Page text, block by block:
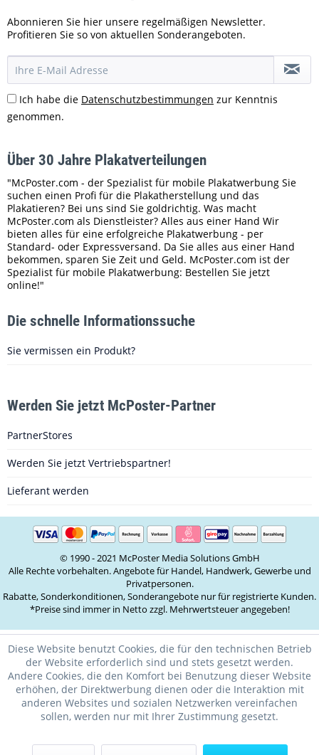
Abonnieren Sie hier unsere regelmäßigen Newsletter.
Profitieren Sie so von aktuellen Sonderangeboten.
Ich habe die Datenschutzbestimmungen zur Kenntnis
genommen.
Über 30 Jahre Plakatverteilungen
"McPoster.com - der Spezialist für mobile Plakatwerbung Sie
suchen einen Profi für die Plakatherstellung und das
Plakatieren? Bei uns sind Sie goldrichtig. Was macht
McPoster.com als Dienstleister? Alles aus einer Hand Wir
bieten alles für eine erfolgreiche Plakatwerbung - per
Standard- oder Expressversand. Da Sie alles aus einer Hand
bekommen, sparen Sie Zeit und Geld. McPoster.com ist der
Spezialist für mobile Plakatwerbung: Bestellen Sie jetzt
online!"
Die schnelle Informationssuche
Sie vermissen ein Produkt?
Werden Sie jetzt McPoster-Partner
PartnerStores
Werden Sie jetzt Vertriebspartner!
Lieferant werden
© 1990 - 2021 McPoster Media Solutions GmbH
Alle Rechte vorbehalten. Angebote für Handel, Handwerk, Gewerbe und
Privatpersonen.
Rabatte, Sonderkonditionen, Sonderangebote nur für registrierte Kunden.
*Preise sind immer in Netto zzgl. Mehrwertsteuer angegeben!
Diese Website benutzt Cookies, die für den technischen Betrieb
der Website erforderlich sind und stets gesetzt werden.
Andere Cookies, die den Komfort bei Benutzung dieser Website
erhöhen, der Direktwerbung dienen oder die Interaktion mit
anderen Websites und sozialen Netzwerken vereinfachen
sollen, werden nur mit Ihrer Zustimmung gesetzt.